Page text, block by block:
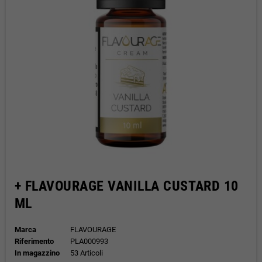
+ FLAVOURAGE VANILLA CUSTARD 10
ML
Marca
FLAVOURAGE
Riferimento
PLA000993
In magazzino
53 Articoli